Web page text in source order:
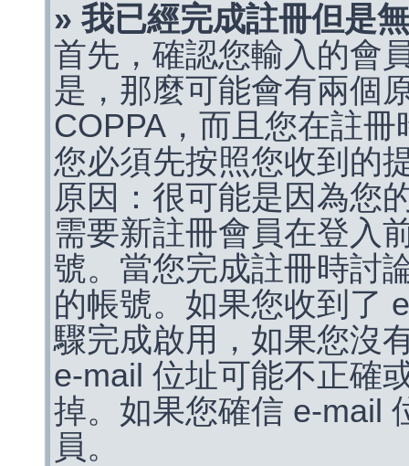
» 我已經完成註冊但是
首先，確認您輸入的會
是，那麼可能會有兩個
COPPA，而且您在註
您必須先按照您收到的
原因：很可能是因為您
需要新註冊會員在登入
號。當您完成註冊時討
的帳號。如果您收到了
驟完成啟用，如果您沒
e-mail 位址可能不正確
掉。如果您確信 e-mail
員。